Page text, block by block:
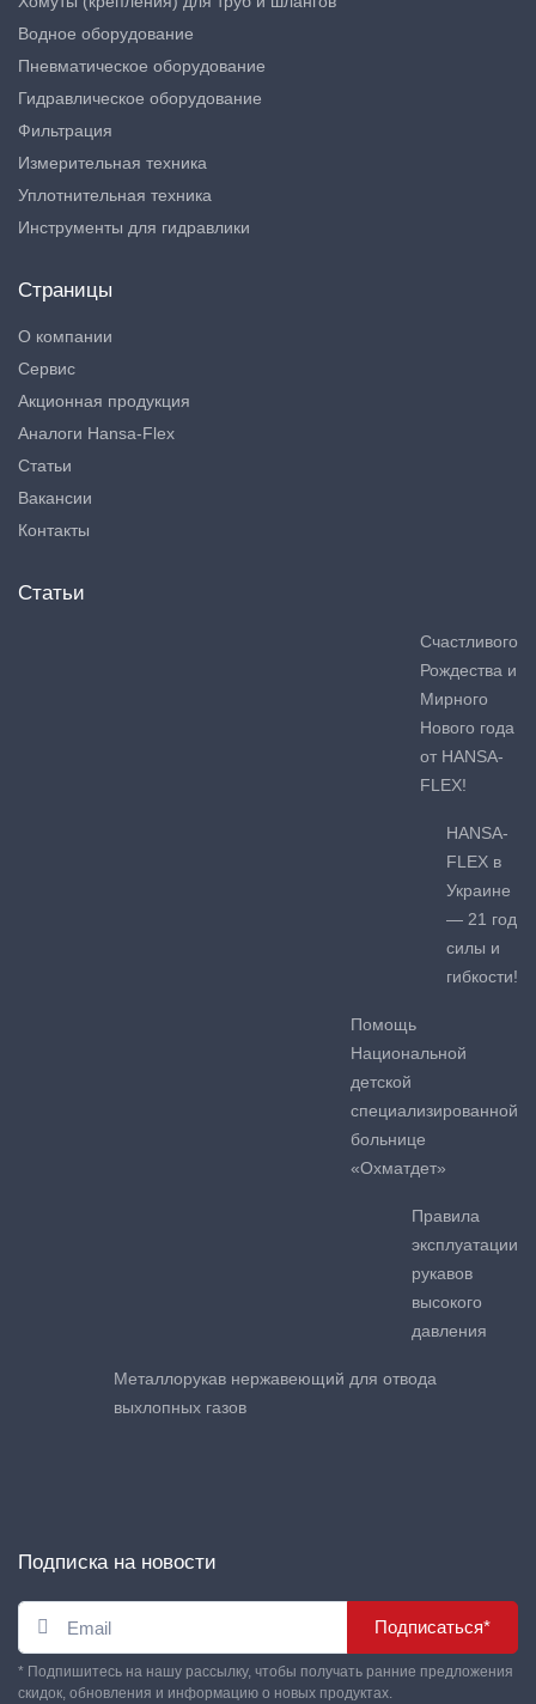
Водное оборудование
Пневматическое оборудование
Гидравлическое оборудование
Фильтрация
Измерительная техника
Уплотнительная техника
Инструменты для гидравлики
Страницы
О компании
Сервис
Акционная продукция
Аналоги Hansa-Flex
Статьи
Вакансии
Контакты
Статьи
Счастливого
Рождества и
Мирного
Нового года
от HANSA-
FLEX!
HANSA-
FLEX в
Украине
— 21 год
силы и
гибкости!
Помощь
Национальной
детской
специализированной
больнице
«Охматдет»
Правила
эксплуатации
рукавов
высокого
давления
Металлорукав нержавеющий для отвода
выхлопных газов
Подписка на новости
Подписаться*
* Подпишитесь на нашу рассылку, чтобы получать ранние предложения
скидок, обновления и информацию о новых продуктах.